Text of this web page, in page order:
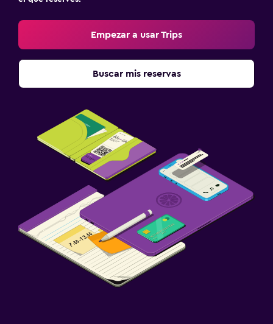
Empezar a usar Trips
Buscar mis reservas